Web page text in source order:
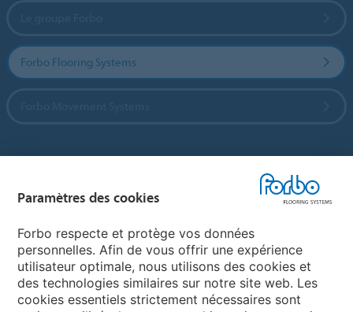
Forbo Flooring Systems
My Forbo
LEXIQUE
Paramètres des cookies
Forbo respecte et protège vos données
personnelles. Afin de vous offrir une expérience
utilisateur optimale, nous utilisons des cookies et
des technologies similaires sur notre site web. Les
cookies essentiels strictement nécessaires sont